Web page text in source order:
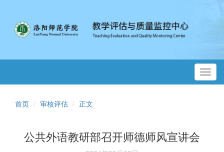
首页 审核评估 正文
公共外语教研部召开师德师风宣讲会